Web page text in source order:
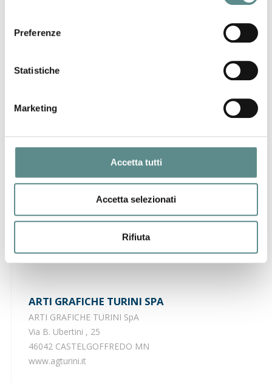
Preferenze
Statistiche
Marketing
Accetta tutti
Accetta selezionati
Rifiuta
ARTI GRAFICHE REGGIANE & LAI SpA
42025 CAVRIAGO (RE)
Cardboard packaging
ARTI GRAFICHE TURINI SPA
ARTI GRAFICHE TURINI SpA
Via B. Ubertini , 25
46042 CASTELGOFFREDO MN
www.agturini.it